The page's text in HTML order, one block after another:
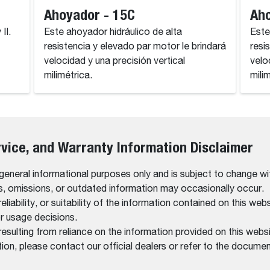
II.
Ahoyador - 15C
Este ahoyador hidráulico de alta
resistencia y elevado par motor le brindará
velocidad y una precisión vertical
milimétrica.
and Warranty Information Disclaimer
informational purposes only and is subject to change
omissions, or outdated information may occasionally occur.
or suitability of the information contained on this
usage decisions.
from reliance on the information provided on this
please contact our official dealers or refer to the